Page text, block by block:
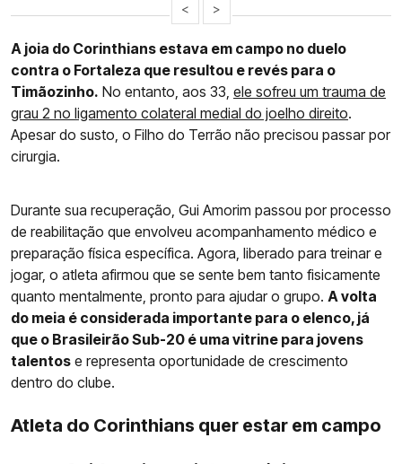
< >
A joia do Corinthians estava em campo no duelo
contra o Fortaleza que resultou e revés para o
Timãozinho. No entanto, aos 33, ele sofreu um trauma de
grau 2 no ligamento colateral medial do joelho direito.
Apesar do susto, o Filho do Terrão não precisou passar por
cirurgia.
Durante sua recuperação, Gui Amorim passou por processo
de reabilitação que envolveu acompanhamento médico e
preparação física específica. Agora, liberado para treinar e
jogar, o atleta afirmou que se sente bem tanto fisicamente
quanto mentalmente, pronto para ajudar o grupo. A volta
do meia é considerada importante para o elenco, já
que o Brasileirão Sub-20 é uma vitrine para jovens
talentos e representa oportunidade de crescimento
dentro do clube.
Atleta do Corinthians quer estar em campo